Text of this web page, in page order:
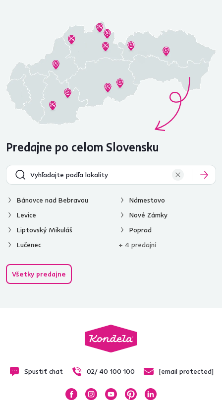
Predajne po celom Slovensku
Bánovce nad Bebravou
Levice
Liptovský Mikuláš
Lučenec
Námestovo
Nové Zámky
Poprad
+ 4 predajní
Všetky predajne
Spustiť chat 02/ 40 100 100 [email protected]